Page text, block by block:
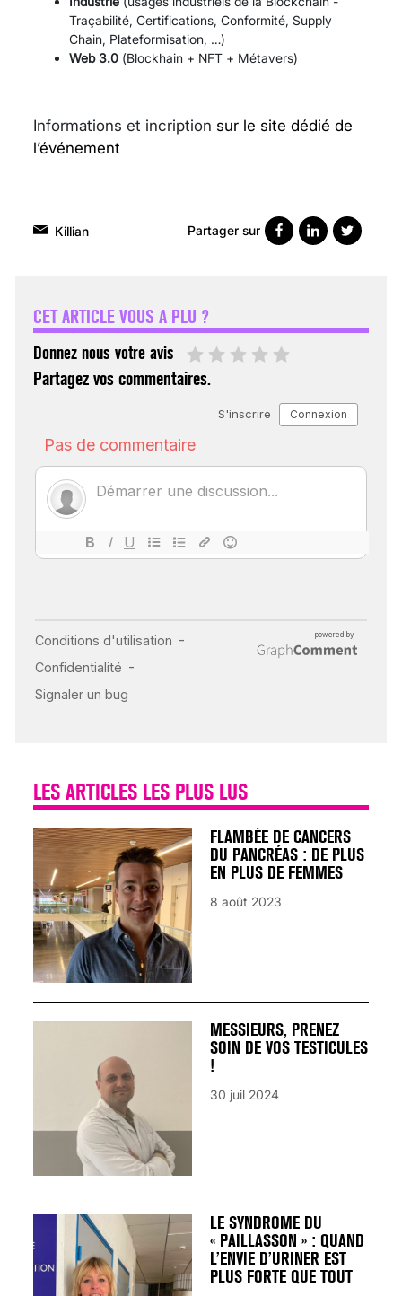
Traçabilité, Certifications, Conformité, Supply
Chain, Plateformisation, …)
Web 3.0 (Blockhain + NFT + Métavers)
Informations et incription sur le site dédié de
l’événement
Killian Partager sur
CET ARTICLE VOUS A PLU ?
Donnez nous votre avis
Partagez vos commentaires.
LES ARTICLES LES PLUS LUS
ÉCHO : DES IMAGES
POUR TOUTES LES
18 juil 2022
INSUFFISANCE
CARDIAQUE : LES
FLAMBÉE DE CANCERS
DU PANCRÉAS : DE PLUS
EN PLUS DE FEMMES
8 août 2023
MESSIEURS, PRENEZ
SOIN DE VOS TESTICULES
!
30 juil 2024
LE SYNDROME DU
« PAILLASSON » : QUAND
L’ENVIE D’URINER EST
PLUS FORTE QUE TOUT